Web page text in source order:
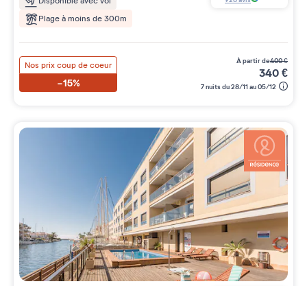
Plage à moins de 300m
Nos prix coup de coeur
-15%
à partir de400€
340€
7 nuits du 28/11 au 05/12